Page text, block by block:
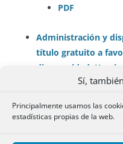
Sí,
Principalmente usamos las
estadísticas propias de la web.
PDF
Administración y
título gratuito a
discapacidad. Una
algunas cuestiones
Manuel Lora-